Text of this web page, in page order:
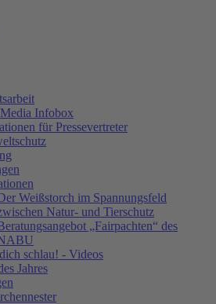
Infobox
für Pressevertreter
Weißstorch im Spannungsfeld
Natur- und Tierschutz
„Fairpachten“ des
schlau! - Videos
Jahres